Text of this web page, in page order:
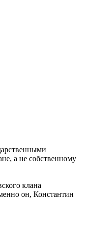
а не собственному
клана
он, Константин